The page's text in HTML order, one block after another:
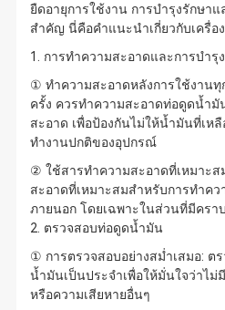
ยืดอายุการใช้งาน การบำรุงรักษา
สำคัญ นี่คือคำแนะนำเกี่ยวกับเครื่อ
1. การทำความสะอาดและการบำรุ
① ทำความสะอาดหลังการใช้งานทุ
ครั้ง ควรทำความสะอาดท่อดูดน้ำ
สะอาด เพื่อป้องกันไม่ให้น้ำมันที่เห
ทำงานปกติของอุปกรณ์
② ใช้สารทำความสะอาดที่เหมาะส
สะอาดที่เหมาะสมสำหรับการทำค
ภายนอก โดยเฉพาะในส่วนที่มีคร
2. ตรวจสอบท่อดูดน้ำมัน
① การตรวจสอบอย่างสม่ำเสมอ: ต
น้ำมันเป็นประจำเพื่อให้มั่นใจว่าไ
หรือความเสียหายอื่นๆ